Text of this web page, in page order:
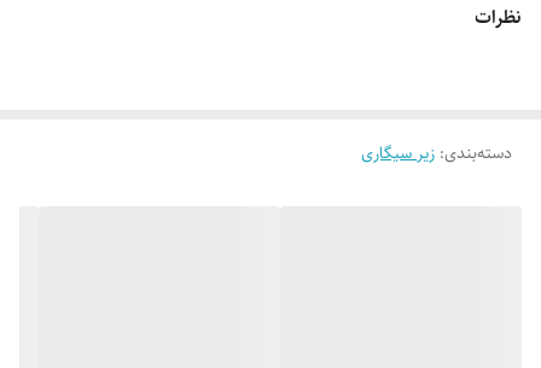
سفارش به‌منزله‌ی پذیرش این موارد و آگاهی از ویژگی‌های طبیعی چوب هست
نظرات
دسته‌بندی: زیر سیگاری